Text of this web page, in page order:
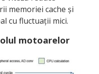
memoriei cache și
cu fluctuații mici.
motoarelor